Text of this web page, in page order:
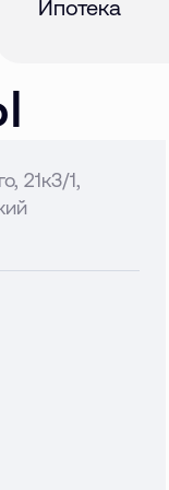
Ипотека
21к3/1,